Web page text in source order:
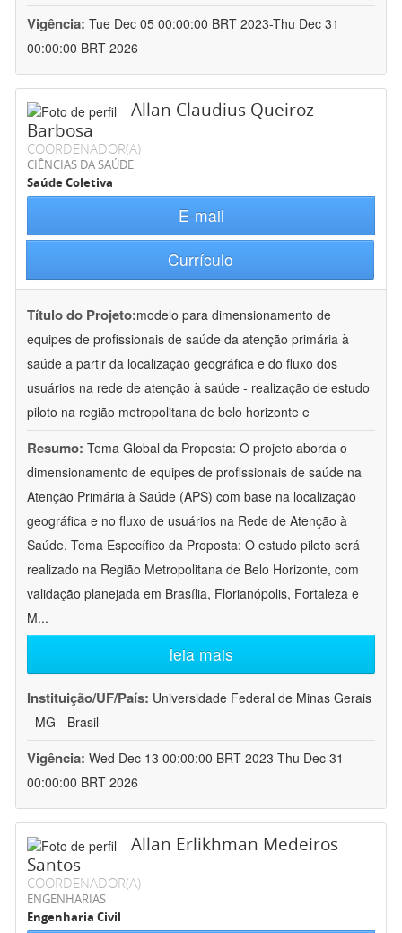
Vigência: Tue Dec 05 00:00:00 BRT 2023-Thu Dec 31
00:00:00 BRT 2026
Allan Claudius Queiroz
Barbosa
COORDENADOR(A)
CIÊNCIAS DA SAÚDE
Saúde Coletiva
E-mail
Currículo
Título do Projeto:modelo para dimensionamento de
equipes de profissionais de saúde da atenção primária à
saúde a partir da localização geográfica e do fluxo dos
usuários na rede de atenção à saúde - realização de estudo
piloto na região metropolitana de belo horizonte e
Resumo: Tema Global da Proposta: O projeto aborda o
dimensionamento de equipes de profissionais de saúde na
Atenção Primária à Saúde (APS) com base na localização
geográfica e no fluxo de usuários na Rede de Atenção à
Saúde. Tema Específico da Proposta: O estudo piloto será
realizado na Região Metropolitana de Belo Horizonte, com
validação planejada em Brasília, Florianópolis, Fortaleza e
M...
leia mais
Instituição/UF/País: Universidade Federal de Minas Gerais
- MG - Brasil
Vigência: Wed Dec 13 00:00:00 BRT 2023-Thu Dec 31
00:00:00 BRT 2026
Allan Erlikhman Medeiros
Santos
COORDENADOR(A)
ENGENHARIAS
Engenharia Civil